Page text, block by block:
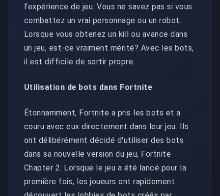
l'expérience de jeu. Vous ne savez pas si vous
combattez un vrai personnage ou un robot.
Lorsque vous obtenez un kill ou avance dans
un jeu, est-ce vraiment mérité? Avec les bots,
il est difficile de sortir propre.
Utilisation de bots dans Fortnite
Étonnamment, Fortnite a pris les bots et a
couru avec eux directement dans leur jeu. Ils
ont délibérément décidé d'utiliser des bots
dans sa nouvelle version du jeu, Fortnite
Chapter 2. Lorsque le jeu a été lancé pour la
première fois, les joueurs ont rapidement